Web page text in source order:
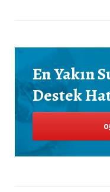
En Yakın
Destek